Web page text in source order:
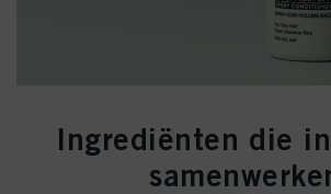
Ingrediënten die